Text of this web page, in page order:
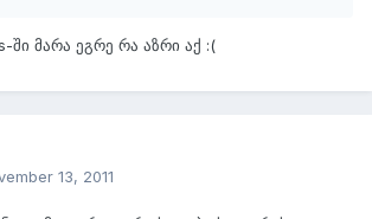
ში მარა ეგრე რა აზრი აქ :(
13, 2011